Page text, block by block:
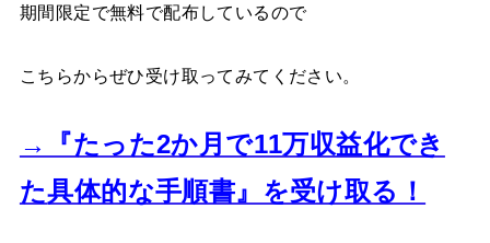
期間限定で無料で配布しているので
こちらからぜひ受け取ってみてください。
→『たった2か月で11万収益化でき
た具体的な手順書』を受け取る！